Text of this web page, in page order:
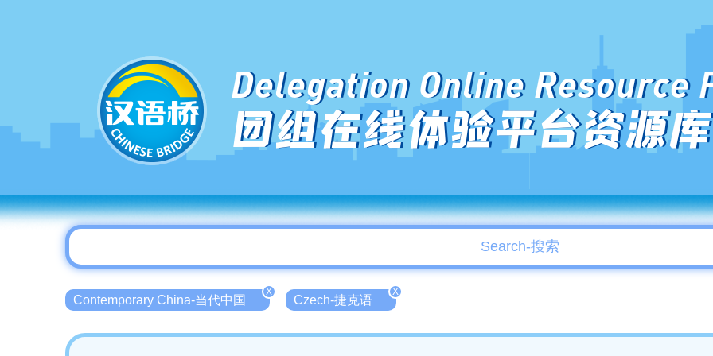
Delegation Online Resource
团组在线体验平台资源库
Contemporary China-当代中国
X
Czech-捷克语
X